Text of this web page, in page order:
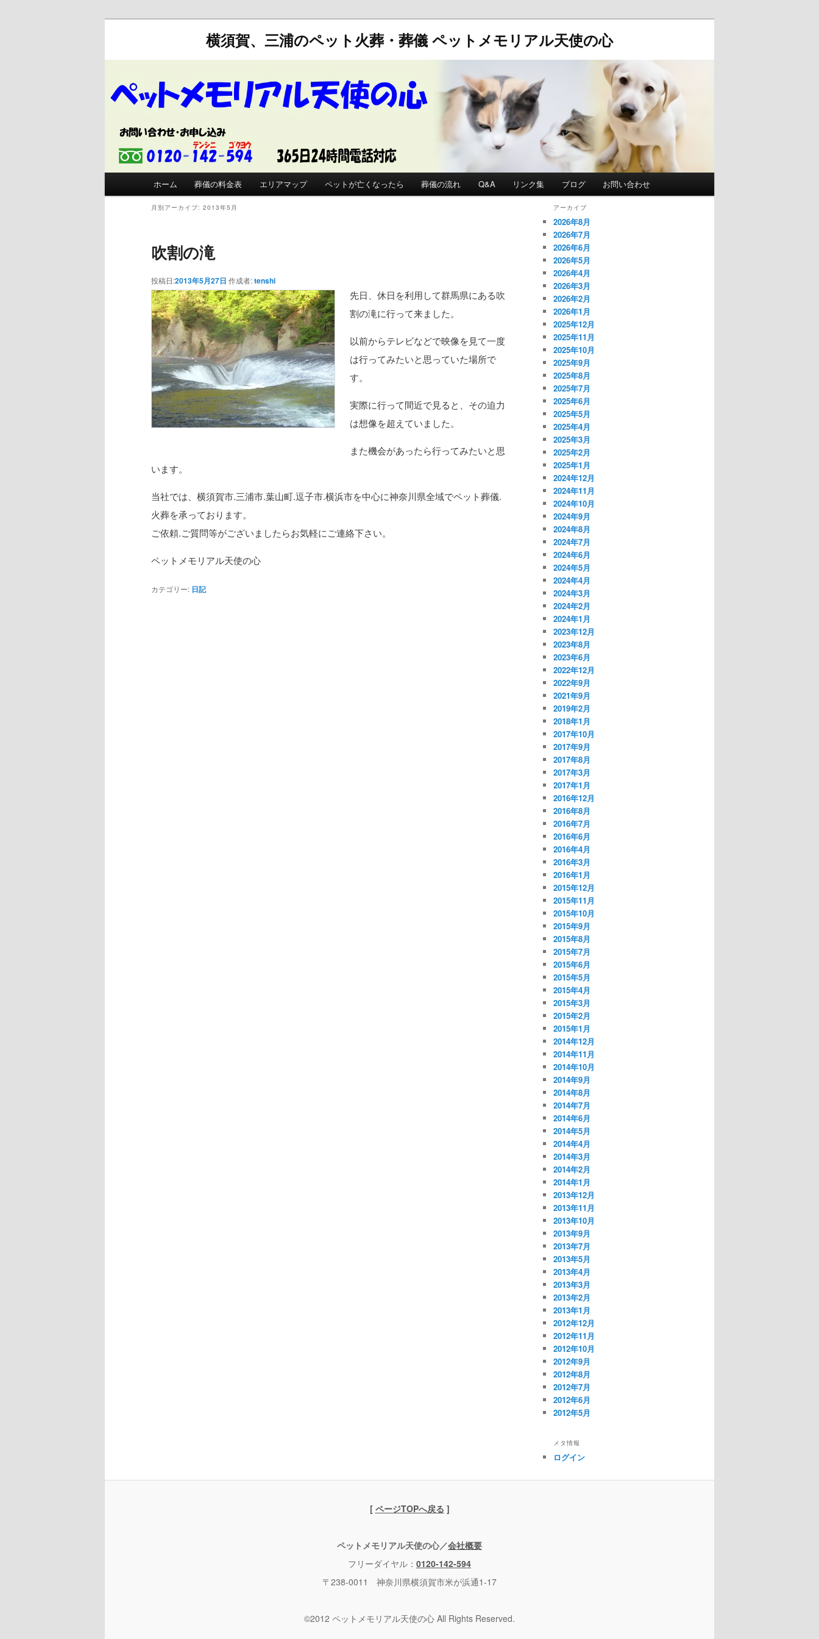
横須賀、三浦のペット火葬・葬儀 ペットメモリアル天使の心
メインメニュー
メインコンテンツへ移動
サブコンテンツへ移動
ホーム 葬儀の料金表 エリアマップ ペットが亡くなったら 葬儀の流れ Q&A リンク集 ブログ お問い合わせ
月別アーカイブ: 2013年5月
吹割の滝
投稿日:2013年5月27日 作成者:tenshi
先日、休日を利用して群馬県にある吹
割の滝に行って来ました。
以前からテレビなどで映像を見て一度
は行ってみたいと思っていた場所で
す。
実際に行って間近で見ると、その迫力
は想像を超えていました。
また機会があったら行ってみたいと思
います。
当社では、横須賀市.三浦市.葉山町.逗子市.横浜市を中心に神奈川県全域でペット葬儀.
火葬を承っております。
ご依頼.ご質問等がございましたらお気軽にご連絡下さい。
ペットメモリアル天使の心
カテゴリー: 日記
アーカイブ
2026年8月
2026年7月
2026年6月
2026年5月
2026年4月
2026年3月
2026年2月
2026年1月
2025年12月
2025年11月
2025年10月
2025年9月
2025年8月
2025年7月
2025年6月
2025年5月
2025年4月
2025年3月
2025年2月
2025年1月
2024年12月
2024年11月
2024年10月
2024年9月
2024年8月
2024年7月
2024年6月
2024年5月
2024年4月
2024年3月
2024年2月
2024年1月
2023年12月
2023年8月
2023年6月
2022年12月
2022年9月
2021年9月
2019年2月
2018年1月
2017年10月
2017年9月
2017年8月
2017年3月
2017年1月
2016年12月
2016年8月
2016年7月
2016年6月
2016年4月
2016年3月
2016年1月
2015年12月
2015年11月
2015年10月
2015年9月
2015年8月
2015年7月
2015年6月
2015年5月
2015年4月
2015年3月
2015年2月
2015年1月
2014年12月
2014年11月
2014年10月
2014年9月
2014年8月
2014年7月
2014年6月
2014年5月
2014年4月
2014年3月
2014年2月
2014年1月
2013年12月
2013年11月
2013年10月
2013年9月
2013年7月
2013年5月
2013年4月
2013年3月
2013年2月
2013年1月
2012年12月
2012年11月
2012年10月
2012年9月
2012年8月
2012年7月
2012年6月
2012年5月
メタ情報
ログイン
[ ページTOPへ戻る ]
ペットメモリアル天使の心／会社概要
フリーダイヤル： 0120-142-594
〒238-0011 神奈川県横須賀市米が浜通1-17
©2012 ペットメモリアル天使の心 All Rights Reserved.